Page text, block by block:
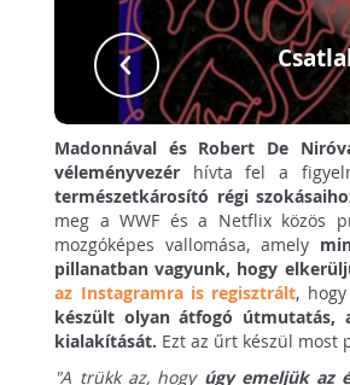
Madonnával és Robert De
véleményvezér hívta fel a
természetkárosító régi
meg a WWF és a Netflix közös
mozgóképes vallomása, amely
pillanatban vagyunk, hogy
az Instagramra is regisztrált,
készült olyan átfogó útmutatás,
kialakítását. Ezt az űrt készül most
"A trükk az, hogy úgy emeljük az